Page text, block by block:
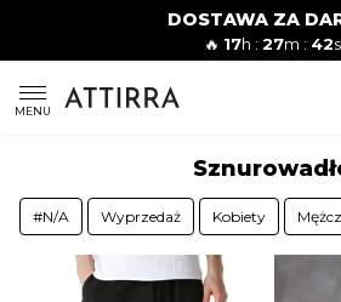
DOSTAWA ZA
🔥 17h : 27m : 42s
MENU
Mężczyźni
SUKIENKI
KOMBINEZONY
#N/A Wyprzedaż Kobiety